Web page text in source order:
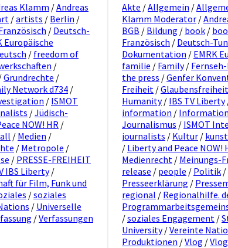
Klamm /Andreas
/artists / Berlin /
/ Deutsch-
Europäische
/ freedom of
/
Grundrechte /
Network d734 /
/ ISMOT
/Jüdisch-
NOW! HR /
/ Medien /
/ Metropole /
/ PRESSE-FREIHEIT
IBS Liberty/
für Film, Funk und
/soziales
/ Universelle
/Verfassungen
Akte /Allgemein /
Klamm Moderator /
BGB / Bildung / book /
Französisch / Deutsch-
Dokumentation / EMRK
familie / Family/
the press /Genfer
Freiheit /Glaubensfreiheit
Humanity/ IBS TV Liberty
information /
Journalismus / ISMOT
journalists / Kultur / kunst
/ Liberty and Peace
Medienrecht / Meinungs-
release / people / Politik /
Presseerklärung /
regional / Regionalhilfe.
/soziales Engagement /
University/Vereinte
Produktionen /Vlog /